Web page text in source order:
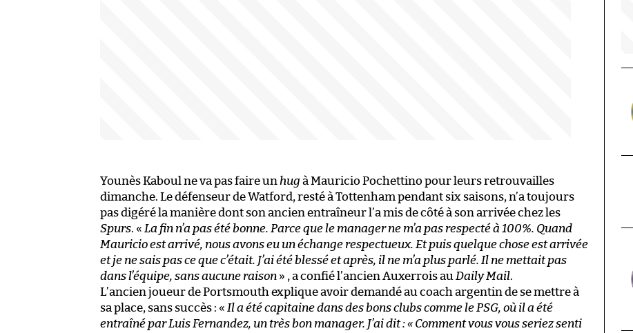
Younès Kaboul ne va pas faire un hug à Mauricio Pochettino pour leurs retrouvailles
dimanche. Le défenseur de Watford, resté à Tottenham pendant six saisons, n’a toujours
pas digéré la manière dont son ancien entraîneur l’a mis de côté à son arrivée chez les
Spurs. « La fin n’a pas été bonne. Parce que le manager ne m’a pas respecté à 100%. Quand
Mauricio est arrivé, nous avons eu un échange respectueux. Et puis quelque chose est arrivée
et je ne sais pas ce que c’était. J’ai été blessé et après, il ne m’a plus parlé. Il ne mettait pas
dans l’équipe, sans aucune raison » , a confié l’ancien Auxerrois au Daily Mail.
L’ancien joueur de Portsmouth explique avoir demandé au coach argentin de se mettre à
sa place, sans succès : « Il a été capitaine dans des bons clubs comme le PSG, où il a été
entraîné par Luis Fernandez, un très bon manager. J’ai dit : « Comment vous vous seriez senti